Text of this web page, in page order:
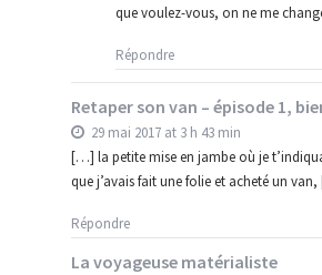
que voulez-vous, on ne me
Répondre
Retaper son van – épisode 1,
29 mai 2017 at 3 h 43 min
[…] la petite mise en jambe où je
que j’avais fait une folie et acheté un
Répondre
La voyageuse matérialiste